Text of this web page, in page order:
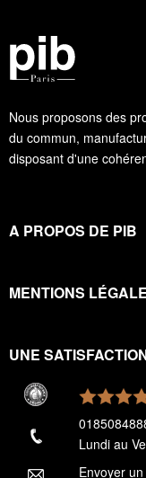
Nous proposons des
du commun,
disposant d'une
A PROPOS DE PIB
MENTIONS
UNE
Lundi au
Envoyer